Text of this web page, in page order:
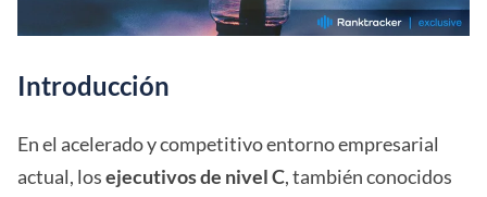
Introducción
En el acelerado y competitivo entorno empresarial
actual, losejecutivos de nivel C, también conocidos